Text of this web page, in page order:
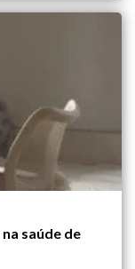
saúde de